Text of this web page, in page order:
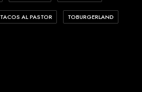
TACOS AL PASTOR TOBURGERLAND